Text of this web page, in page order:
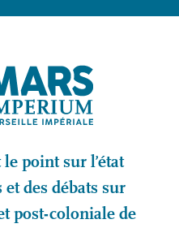
point sur l’état
et des débats sur
post-coloniale de